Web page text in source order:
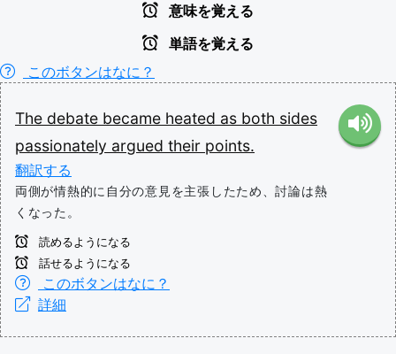
意味を覚える
単語を覚える
このボタンはなに？
The debate became heated as both sides
passionately argued their points.
翻訳する
両側が情熱的に自分の意見を主張したため、討論は熱
くなった。
読めるようになる
話せるようになる
このボタンはなに？
詳細